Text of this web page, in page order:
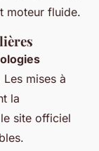
moteur fluide.
mises à
la
site officiel